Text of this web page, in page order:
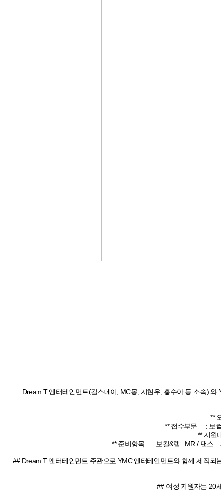
Dream.T 엔터테인먼트(걸스데이, MC몽, 지현우, 홍수아 등 소속)
**
** 접수부문 : 보컬
** 지원
** 준비항목 : 보컬&랩 : MR / 댄스 :
## Dream.T 엔터테인먼트 주관으로 YMC 엔터테인먼트와 함께 제작
## 여성 지원자는 20